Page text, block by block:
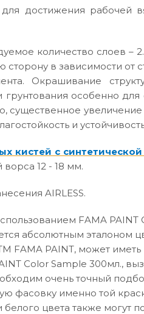
достижения рабочей
количество слоев –
в зависимости от
Окрашивание
грунтования особенно
существенное
и
кистей с
ворса 12 - 18 мм.
AIRLESS.
FAMA
абсолютным эталоном
FAMA PAINT, может
Color Sample 300мл.,
очень точный
фасовку именно той
цвета также могут